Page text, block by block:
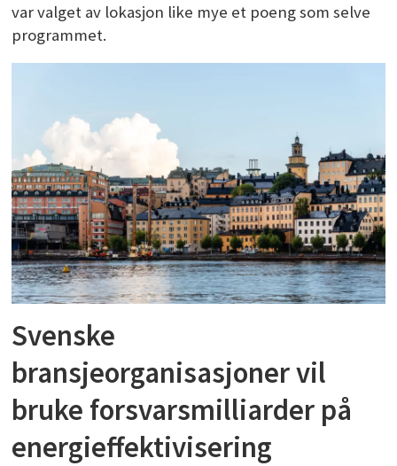
var valget av lokasjon like mye et poeng som selve
programmet.
Svenske
bransjeorganisasjoner vil
bruke forsvarsmilliarder på
energieffektivisering